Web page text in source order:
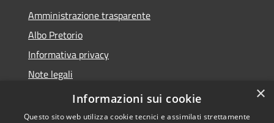
Amministrazione trasparente
Albo Pretorio
Informativa privacy
Note legali
Dichiarazione di accessibilità
×
Informazioni sui cookie
Questo sito web utilizza cookie tecnici e assimilati strettamente